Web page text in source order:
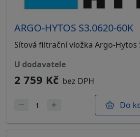
ARGO-HYTOS S3.0620-60K
Sítová filtrační vložka Argo-Hytos
u dodavatele
2 759 Kč bez DPH
Do